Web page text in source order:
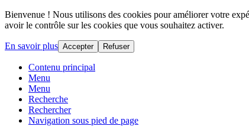
Bienvenue ! Nous utilisons des cookies pour améliorer votre
avoir le contrôle sur les cookies que vous souhaitez activer.
En savoir plus Accepter Refuser
Contenu principal
Menu
Menu
Recherche
Rechercher
Navigation sous pied de page